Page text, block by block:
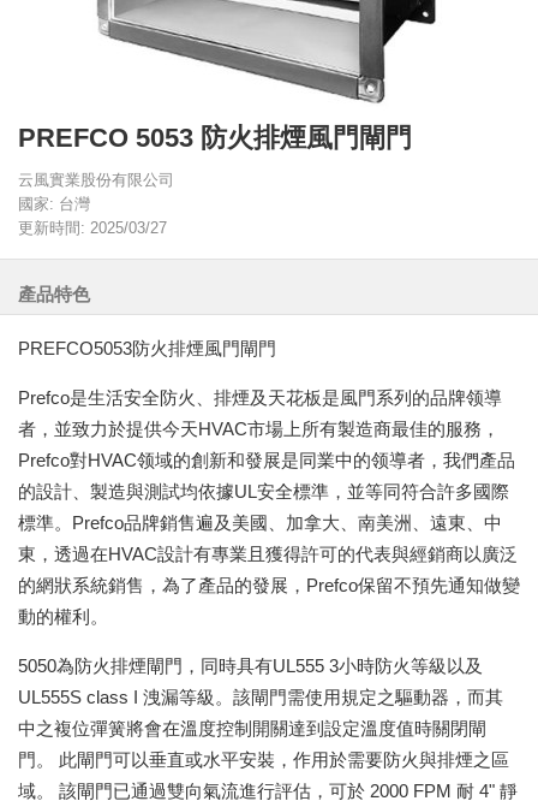
PREFCO 5053 防火排煙風門閘門
云風實業股份有限公司
國家: 台灣
更新時間: 2025/03/27
產品特色
PREFCO5053防火排煙風門閘門
Prefco是生活安全防火、排煙及天花板是風門系列的品牌领導
者，並致力於提供今天HVAC市場上所有製造商最佳的服務，
Prefco對HVAC领域的創新和發展是同業中的领導者，我們產品
的設計、製造與測試均依據UL安全標準，並等同符合許多國際
標準。Prefco品牌銷售遍及美國、加拿大、南美洲、遠東、中
東，透過在HVAC設計有專業且獲得許可的代表與經銷商以廣泛
的網狀系統銷售，為了產品的發展，Prefco保留不預先通知做變
動的權利。
5050為防火排煙閘門，同時具有UL555 3小時防火等級以及
UL555S class I 洩漏等級。該閘門需使用規定之驅動器，而其
中之複位彈簧將會在溫度控制開關達到設定溫度值時關閉閘
門。 此閘門可以垂直或水平安裝，作用於需要防火與排煙之區
域。 該閘門已通過雙向氣流進行評估，可於 2000 FPM 耐 4" 靜